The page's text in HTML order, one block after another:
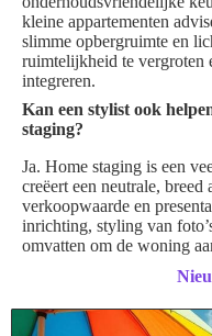
kleine appartementen
slimme opbergruimte en
ruimtelijkheid te vergroten
integreren.
Kan een stylist ook
staging?
Ja. Home staging is een
creëert een neutrale,
verkoopwaarde en
inrichting, styling van
omvatten om de woning